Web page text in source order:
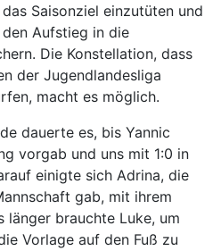
Saisonziel einzutüten und
Aufstieg in die
Die Konstellation, dass
der Jugendlandesliga
macht es möglich.
dauerte es, bis Yannic
vorgab und uns mit 1:0 in
einigte sich Adrina, die
gab, mit ihrem
länger brauchte Luke, um
Vorlage auf den Fuß zu